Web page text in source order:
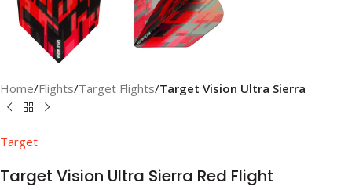
Home Flights Target Flights Target Vision Ultra Sierra
Target
Target Vision Ultra Sierra Red Flight